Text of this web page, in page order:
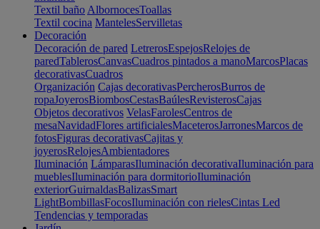
Textil baño AlbornocesToallas
Textil cocina MantelesServilletas
Decoración
Decoración de pared LetrerosEspejosRelojes de
paredTablerosCanvasCuadros pintados a manoMarcosPlacas
decorativasCuadros
Organización Cajas decorativasPercherosBurros de
ropaJoyerosBiombosCestasBaúlesRevisterosCajas
Objetos decorativos VelasFarolesCentros de
mesaNavidadFlores artificialesMaceterosJarronesMarcos de
fotosFiguras decorativasCajitas y
joyerosRelojesAmbientadores
Iluminación LámparasIluminación decorativaIluminación para
mueblesIluminación para dormitorioIluminación
exteriorGuirnaldasBalizasSmart
LightBombillasFocosIluminación con rielesCintas Led
Tendencias y temporadas